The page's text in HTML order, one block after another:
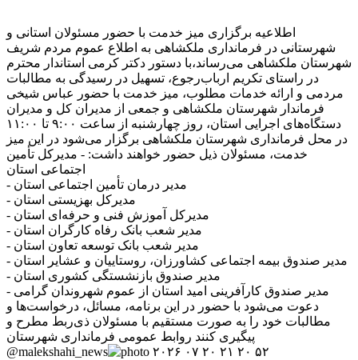
اطلاعیه برگزاری میز خدمت با حضور مسئولان استانی و
شهرستانی در فرمانداری ملکشاهی به اطلاع عموم مردم شریف
شهرستان ملکشاهی می‌رساند،با دستور دکتر کرمی استاندار محترم
در راستای تکریم ارباب‌رجوع، تسهیل در رسیدگی به مطالبات
مردمی و ارائه خدمات مطلوب، میز خدمت با حضور عباس شیخی
فرماندار شهرستان ملکشاهی و جمعی از مدیران کل و مدیران
دستگاه‌های اجرایی استان، روز چهارشنبه از ساعت ۹:۰۰ تا ۱۱:۰۰
در محل فرمانداری شهرستان ملکشاهی برگزار می‌شود در این میز
خدمت، مسئولان ذیل حضور خواهند داشت: - مدیرکل تأمین
اجتماعی استان
- مدیر درمان تأمین اجتماعی استان
- مدیرکل بهزیستی استان
- مدیرکل آموزش فنی و حرفه‌ای استان
- مدیر شعب بانک رفاه کارگران استان
- مدیر شعب بانک توسعه تعاون استان
- مدیر صندوق بیمه اجتماعی کشاورزان، روستاییان و عشایر استان
- مدیر صندوق بازنشستگی کشوری استان
- مدیر صندوق کارآفرینی امید استان از عموم شهروندان گرامی
دعوت می‌شود با حضور در این برنامه، مسائل، درخواست‌ها و
مطالبات خود را به صورت مستقیم با مسئولان ذی‌ربط مطرح و
پیگیری کنند روابط عمومی فرمانداری شهرستان
@malekshahi_news